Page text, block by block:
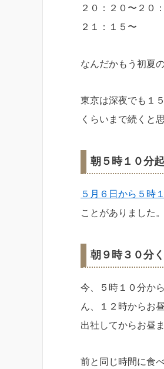
２０：２０〜２０
２１：１５
なんだかもう初夏
東京は深夜でも１
くらいまで続くと
朝５時１０分
５月６日から５時
ことがありました。
朝９時３０分
今、５時１０分か
ん、１２時からお
出社してからお昼
前と同じ時間に食